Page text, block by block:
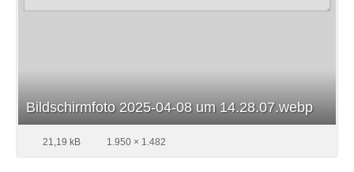
Bildschirmfoto 2025-04-08 um 14.28.07.webp
21,19 kB 1.950 × 1.482